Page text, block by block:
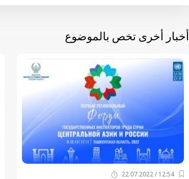
أخبار أخرى تخص بالموضوع
12:54 / 22.07.2022